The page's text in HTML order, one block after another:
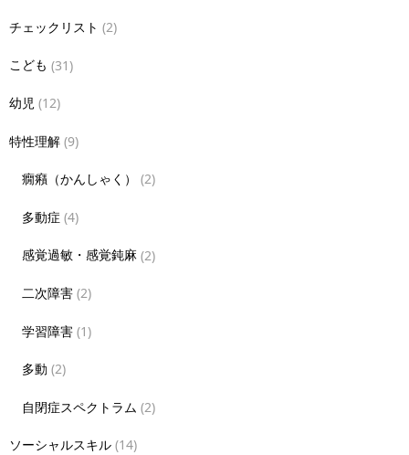
チェックリスト (2)
こども (31)
幼児 (12)
特性理解 (9)
癇癪（かんしゃく） (2)
多動症 (4)
感覚過敏・感覚鈍麻 (2)
二次障害 (2)
学習障害 (1)
多動 (2)
自閉症スペクトラム (2)
ソーシャルスキル (14)